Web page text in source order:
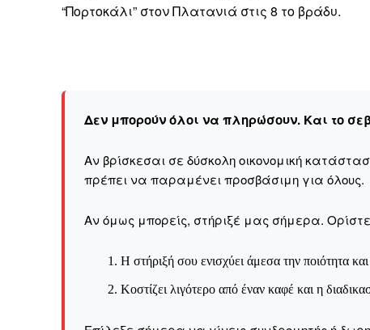
Καθημερινή
“Πορτοκάλι” στον Πλατανιά στις 8 το βράδυ.
Δεν μπορούν όλοι να πληρώσουν. Και το
Αν βρίσκεσαι σε δύσκολη οικονομική
πρέπει να παραμένει προσβάσιμη για όλους.
Αν όμως μπορείς, στήριξέ μας σήμερα.
Η στήριξή σου ενισχύει άμεσα την ποιότητα
Κοστίζει λιγότερο από έναν καφέ και η